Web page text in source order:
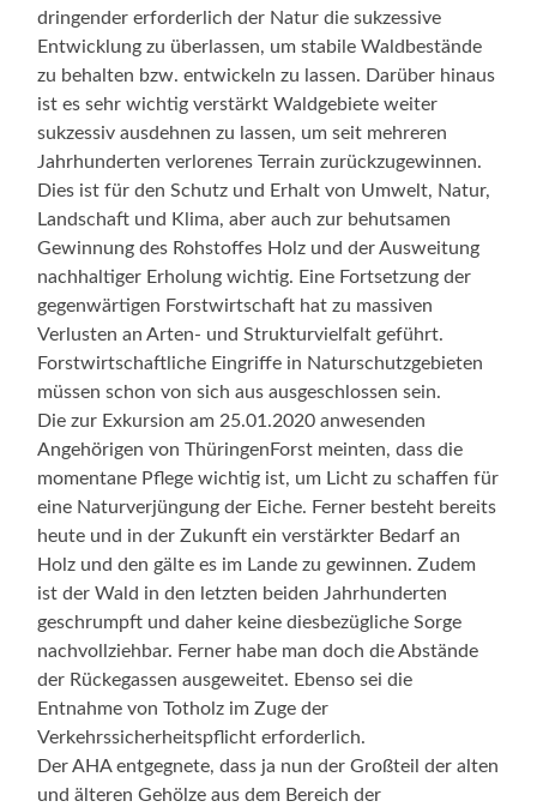
dringender erforderlich der Natur die sukzessive
Entwicklung zu überlassen, um stabile Waldbestände
zu behalten bzw. entwickeln zu lassen. Darüber hinaus
ist es sehr wichtig verstärkt Waldgebiete weiter
sukzessiv ausdehnen zu lassen, um seit mehreren
Jahrhunderten verlorenes Terrain zurückzugewinnen.
Dies ist für den Schutz und Erhalt von Umwelt, Natur,
Landschaft und Klima, aber auch zur behutsamen
Gewinnung des Rohstoffes Holz und der Ausweitung
nachhaltiger Erholung wichtig. Eine Fortsetzung der
gegenwärtigen Forstwirtschaft hat zu massiven
Verlusten an Arten- und Strukturvielfalt geführt.
Forstwirtschaftliche Eingriffe in Naturschutzgebieten
müssen schon von sich aus ausgeschlossen sein.
Die zur Exkursion am 25.01.2020 anwesenden
Angehörigen von ThüringenForst meinten, dass die
momentane Pflege wichtig ist, um Licht zu schaffen für
eine Naturverjüngung der Eiche. Ferner besteht bereits
heute und in der Zukunft ein verstärkter Bedarf an
Holz und den gälte es im Lande zu gewinnen. Zudem
ist der Wald in den letzten beiden Jahrhunderten
geschrumpft und daher keine diesbezügliche Sorge
nachvollziehbar. Ferner habe man doch die Abstände
der Rückegassen ausgeweitet. Ebenso sei die
Entnahme von Totholz im Zuge der
Verkehrssicherheitspflicht erforderlich.
Der AHA entgegnete, dass ja nun der Großteil der alten
und älteren Gehölze aus dem Bereich der